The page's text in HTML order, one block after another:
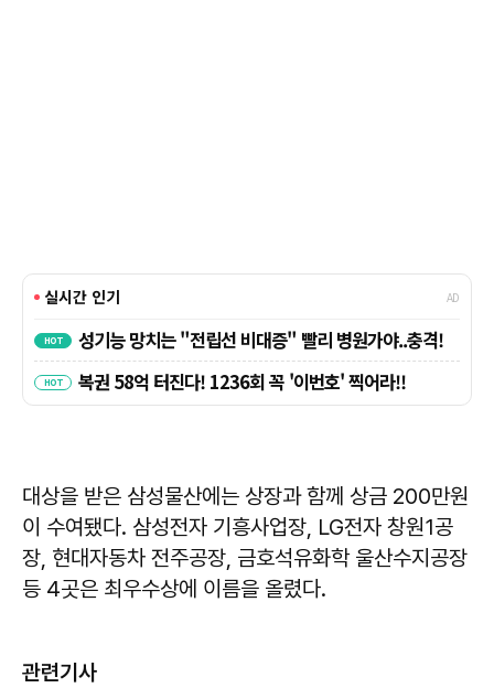
대상을 받은 삼성물산에는 상장과 함께 상금 200만원
이 수여됐다. 삼성전자 기흥사업장, LG전자 창원1공
장, 현대자동차 전주공장, 금호석유화학 울산수지공장
등 4곳은 최우수상에 이름을 올렸다.
관련기사